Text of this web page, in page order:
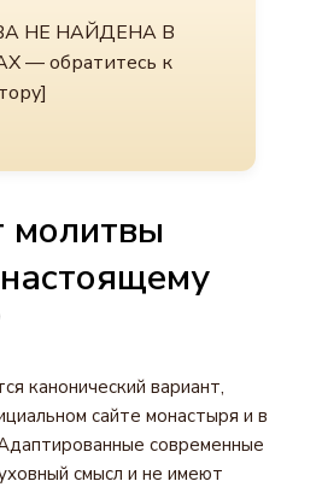
НЕ НАЙДЕНА В
— обратитесь к
молитвы
канонический вариант,
сайте монастыря и в
современные
смысл и не имеют